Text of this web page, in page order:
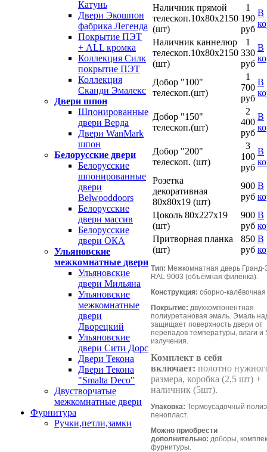
Катунь
Двери Экошпон
фабрика Легенда
Покрытие ПЭТ
+ ALL кромка
Коллекция Силк
покрытие ПЭТ
Коллекция
Сканди Эмалекс
Двери шпон
Шпонированные
двери Верда
Двери WanMark
шпон
Белорусские двери
Белорусские
шпонированные
двери
Belwooddoors
Белорусские
двери массив
Белорусские
двери ОКА
Ульяновские
межкомнатные двери
Ульяновские
двери Мильяна
Ульяновские
межкомнатные
двери
Дворецкий
Ульяновские
двери Сити Дорс
Двери Текона
Двери Текона
"Smalta Deco"
Двустворчатые
межкомнатные двери
Фурнитура
Ручки,петли,замки
Наличник прямой
телескоп.10х80х2150
(шт)
1
190
руб
В
Наличник каннелюр
телескоп.10х80х2150
(шт)
1
330
руб
В
Добор "100"
телескоп.(шт)
1
700
руб
В
Добор "150"
телескоп.(шт)
2
400
руб
В
Добор "200"
телескоп. (шт)
3
100
руб
В
Розетка
декоративная
80х80х19 (шт)
900
руб
В
Цоколь 80х227х19
(шт)
900
руб
В
Притворная планка
(шт)
850
руб
В
Тип: Межкомнатная дверь Гранд-
RAL 9003 (объёмная филёнка).
Конструкция: сборно-калёвочная
Покрытие: двухкомпонентная
полиуретановая эмаль. Эмаль
защищает поверхность двери от
перепадов температуры, влаги и
излучения.
Комплект в себя
включает: полотно
размера, коробка (2,5 шт) +
наличник (5шт).
Упаковка: Термоусадочный
пенопласт.
Можно приобрести
дополнительно: доборы,
фурнитуры.